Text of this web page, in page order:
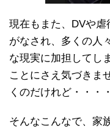
現在もまた、DVや
がなされ、多くの人
な現実に加担してし
ことにさえ気づきま
くのだけれど・・・・
そんなこんなで、家